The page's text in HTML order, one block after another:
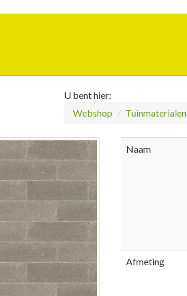
U bent hier:
Webshop
Tuinmaterialen
Naam
Afmeting